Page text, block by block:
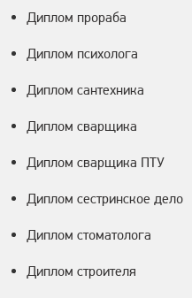
Диплом прораба
Диплом психолога
Диплом сантехника
Диплом сварщика
Диплом сварщика ПТУ
Диплом сестринское дело
Диплом стоматолога
Диплом строителя